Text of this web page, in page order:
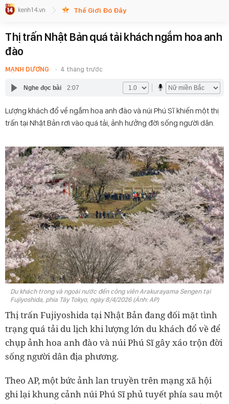
Thế Giới Đó Đây
Thị trấn Nhật Bản quá tải khách ngắm hoa anh
đào
MẠNH DƯƠNG 4 tháng trước
Nghe đọc bài 2:07
Lượng khách đổ về ngắm hoa anh đào và núi Phú Sĩ khiến một thị
trấn tại Nhật Bản rơi vào quá tải, ảnh hưởng đời sống người dân.
Du khách trong và ngoài nước đến công viên Arakurayama Sengen tại
Fujiyoshida, phía Tây Tokyo, ngày 8/4/2026 (Ảnh: AP)
Thị trấn Fujiyoshida tại Nhật Bản đang đối mặt tình
trạng quá tải du lịch khi lượng lớn du khách đổ về để
chụp ảnh hoa anh đào và núi Phú Sĩ gây xáo trộn đời
sống người dân địa phương.
Theo AP, một bức ảnh lan truyền trên mạng xã hội
ghi lại khung cảnh núi Phú Sĩ phủ tuyết phía sau một